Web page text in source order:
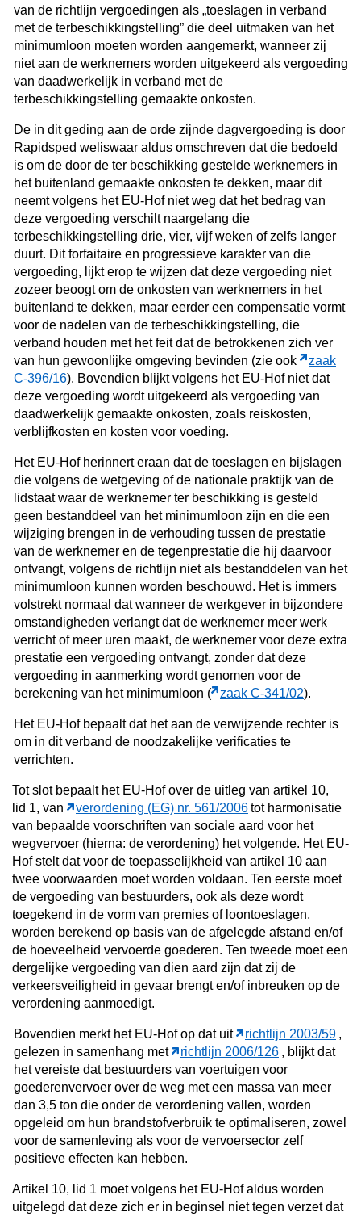
van de richtlijn vergoedingen als „toeslagen in verband
met de terbeschikkingstelling” die deel uitmaken van het
minimumloon moeten worden aangemerkt, wanneer zij
niet aan de werknemers worden uitgekeerd als vergoeding
van daadwerkelijk in verband met de
terbeschikkingstelling gemaakte onkosten.
De in dit geding aan de orde zijnde dagvergoeding is door
Rapidsped weliswaar aldus omschreven dat die bedoeld
is om de door de ter beschikking gestelde werknemers in
het buitenland gemaakte onkosten te dekken, maar dit
neemt volgens het EU-Hof niet weg dat het bedrag van
deze vergoeding verschilt naargelang die
terbeschikkingstelling drie, vier, vijf weken of zelfs langer
duurt. Dit forfaitaire en progressieve karakter van die
vergoeding, lijkt erop te wijzen dat deze vergoeding niet
zozeer beoogt om de onkosten van werknemers in het
buitenland te dekken, maar eerder een compensatie vormt
voor de nadelen van de terbeschikkingstelling, die
verband houden met het feit dat de betrokkenen zich ver
van hun gewoonlijke omgeving bevinden (zie ook
zaak
C-396/16). Bovendien blijkt volgens het EU-Hof niet dat
deze vergoeding wordt uitgekeerd als vergoeding van
daadwerkelijk gemaakte onkosten, zoals reiskosten,
verblijfkosten en kosten voor voeding.
Het EU-Hof herinnert eraan dat de toeslagen en bijslagen
die volgens de wetgeving of de nationale praktijk van de
lidstaat waar de werknemer ter beschikking is gesteld
geen bestanddeel van het minimumloon zijn en die een
wijziging brengen in de verhouding tussen de prestatie
van de werknemer en de tegenprestatie die hij daarvoor
ontvangt, volgens de richtlijn niet als bestanddelen van het
minimumloon kunnen worden beschouwd. Het is immers
volstrekt normaal dat wanneer de werkgever in bijzondere
omstandigheden verlangt dat de werknemer meer werk
verricht of meer uren maakt, de werknemer voor deze extra
prestatie een vergoeding ontvangt, zonder dat deze
vergoeding in aanmerking wordt genomen voor de
berekening van het minimumloon (
zaak C‑341/02).
Het EU-Hof bepaalt dat het aan de verwijzende rechter is
om in dit verband de noodzakelijke verificaties te
verrichten.
Tot slot bepaalt het EU-Hof over de uitleg van artikel 10,
lid 1, van
verordening (EG) nr. 561/2006tot harmonisatie
van bepaalde voorschriften van sociale aard voor het
wegvervoer (hierna: de verordening) het volgende. Het EU-
Hof stelt dat voor de toepasselijkheid van artikel 10 aan
twee voorwaarden moet worden voldaan. Ten eerste moet
de vergoeding van bestuurders, ook als deze wordt
toegekend in de vorm van premies of loontoeslagen,
worden berekend op basis van de afgelegde afstand en/of
de hoeveelheid vervoerde goederen. Ten tweede moet een
dergelijke vergoeding van dien aard zijn dat zij de
verkeersveiligheid in gevaar brengt en/of inbreuken op de
verordening aanmoedigt.
Bovendien merkt het EU-Hof op dat uit richtlijn 2003/59 ,
gelezen in samenhang met
richtlijn 2006/126 , blijkt dat
het vereiste dat bestuurders van voertuigen voor
goederenvervoer over de weg met een massa van meer
dan 3,5 ton die onder de verordening vallen, worden
opgeleid om hun brandstofverbruik te optimaliseren, zowel
voor de samenleving als voor de vervoersector zelf
positieve effecten kan hebben.
Artikel 10, lid 1 moet volgens het EU-Hof aldus worden
uitgelegd dat deze zich er in beginsel niet tegen verzet dat